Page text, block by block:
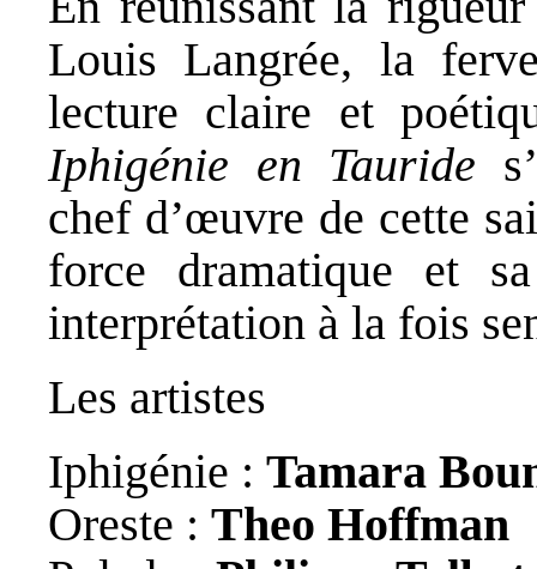
Louis Langrée, la
lecture claire et
Iphigénie en Tauride
chef d’œuvre de cette
force dramatique et
interprétation à la fois
Les artistes
Iphigénie : Tamara
Oreste : Theo Hoffman